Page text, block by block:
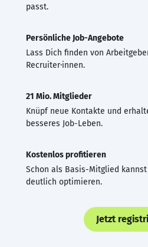
passt.
Persönliche Job-Angebote
Lass Dich finden von
Recruiter·innen.
21 Mio. Mitglieder
Knüpf neue Kontakte und
besseres Job-Leben.
Kostenlos profitieren
Schon als Basis-Mitglied kannst
deutlich optimieren.
Jetzt